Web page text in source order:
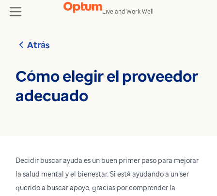
Skip to content
Live and Work Well
Atrás
Cómo elegir el proveedor
adecuado
Decidir buscar ayuda es un buen primer paso para mejorar
la salud mental y el bienestar. Si está ayudando a un ser
querido a buscar apoyo, gracias por comprender la